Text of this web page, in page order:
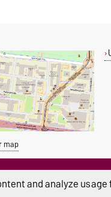
map
and analyze